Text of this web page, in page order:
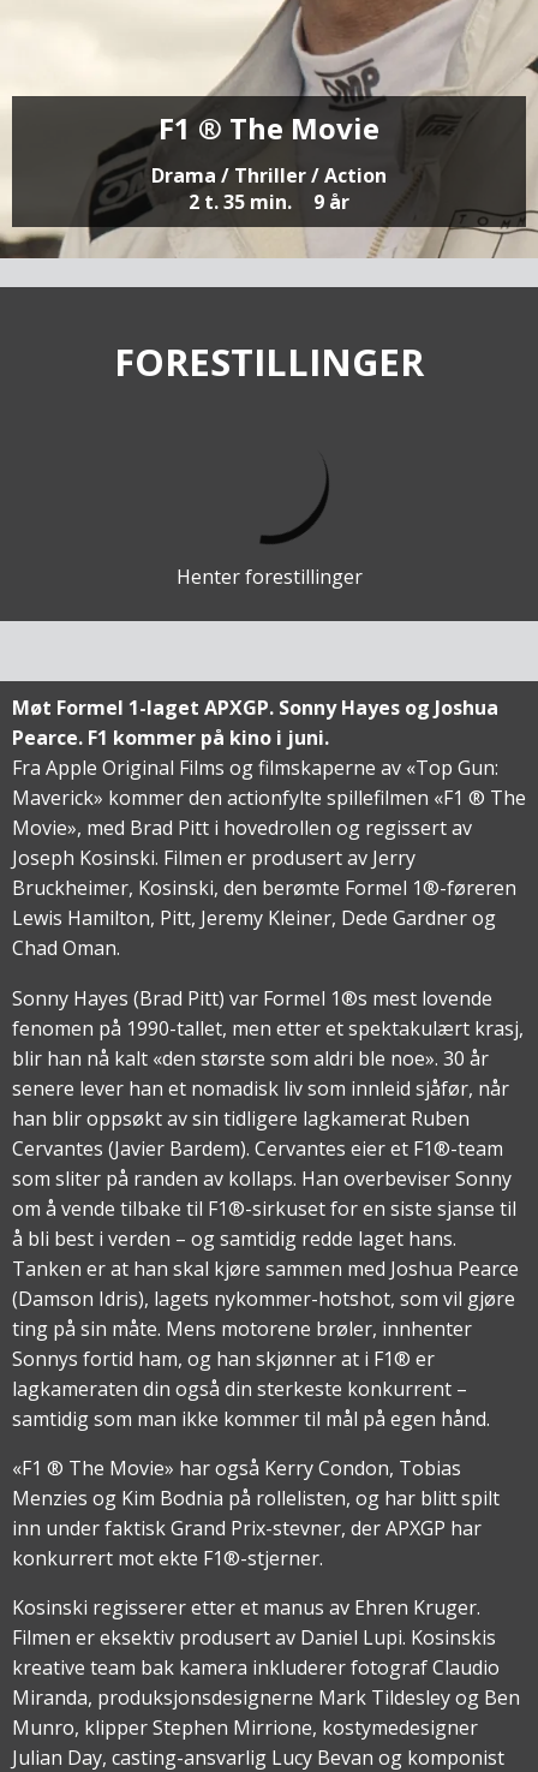
F1 ® The Movie
Drama / Thriller / Action
2 t. 35 min.
9 år
FORESTILLINGER
Henter forestillinger
Møt Formel 1-laget APXGP. Sonny Hayes og Joshua
Pearce. F1 kommer på kino i juni.
Fra Apple Original Films og filmskaperne av «Top Gun:
Maverick» kommer den actionfylte spillefilmen «F1 ® The
Movie», med Brad Pitt i hovedrollen og regissert av
Joseph Kosinski. Filmen er produsert av Jerry
Bruckheimer, Kosinski, den berømte Formel 1®-føreren
Lewis Hamilton, Pitt, Jeremy Kleiner, Dede Gardner og
Chad Oman.
Sonny Hayes (Brad Pitt) var Formel 1®s mest lovende
fenomen på 1990-tallet, men etter et spektakulært krasj,
blir han nå kalt «den største som aldri ble noe». 30 år
senere lever han et nomadisk liv som innleid sjåfør, når
han blir oppsøkt av sin tidligere lagkamerat Ruben
Cervantes (Javier Bardem). Cervantes eier et F1®-team
som sliter på randen av kollaps. Han overbeviser Sonny
om å vende tilbake til F1®-sirkuset for en siste sjanse til
å bli best i verden – og samtidig redde laget hans.
Tanken er at han skal kjøre sammen med Joshua Pearce
(Damson Idris), lagets nykommer-hotshot, som vil gjøre
ting på sin måte. Mens motorene brøler, innhenter
Sonnys fortid ham, og han skjønner at i F1® er
lagkameraten din også din sterkeste konkurrent –
samtidig som man ikke kommer til mål på egen hånd.
«F1 ® The Movie» har også Kerry Condon, Tobias
Menzies og Kim Bodnia på rollelisten, og har blitt spilt
inn under faktisk Grand Prix-stevner, der APXGP har
konkurrert mot ekte F1®-stjerner.
Kosinski regisserer etter et manus av Ehren Kruger.
Filmen er eksektiv produsert av Daniel Lupi. Kosinskis
kreative team bak kamera inkluderer fotograf Claudio
Miranda, produksjonsdesignerne Mark Tildesley og Ben
Munro, klipper Stephen Mirrione, kostymedesigner
Julian Day, casting-ansvarlig Lucy Bevan og komponist